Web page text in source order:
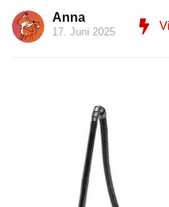
Anna
17. Juni 2025